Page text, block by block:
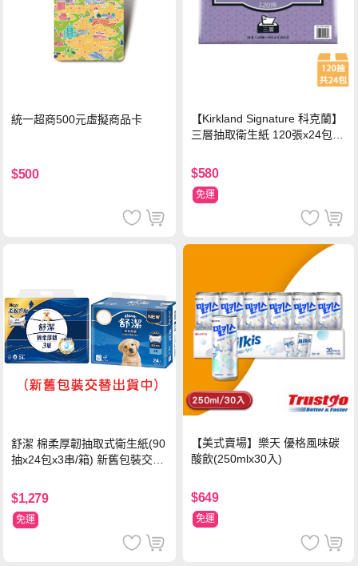
統一超商500元虛擬商品卡
$500
【Kirkland Signature 科克蘭】
三層抽取衛生紙 120張x24包x1
$580
免運
舒潔 棉柔厚韌抽取式衛生紙(90
抽x24包x3串/箱) 新舊包裝交替
$1,279
免運
【美式賣場】樂天 優格風味碳
酸飲(250mlx30入)
$649
免運